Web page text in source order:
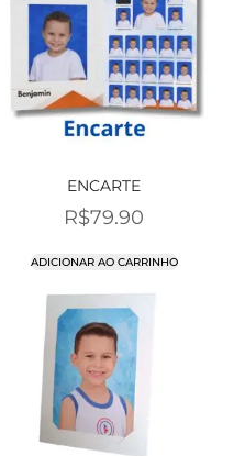
ENCARTE
R$79.90
ADICIONAR AO CARRINHO